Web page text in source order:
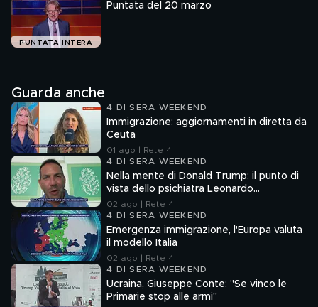
PUNTATA INTERA
Puntata del 20 marzo
Guarda anche
4 DI SERA WEEKEND
Immigrazione: aggiornamenti in diretta da
Ceuta
01 ago | Rete 4
4 DI SERA WEEKEND
Nella mente di Donald Trump: il punto di
vista dello psichiatra Leonardo
Mendolicchio
02 ago | Rete 4
4 DI SERA WEEKEND
Emergenza immigrazione, l'Europa valuta
il modello Italia
02 ago | Rete 4
4 DI SERA WEEKEND
Ucraina, Giuseppe Conte: "Se vinco le
Primarie stop alle armi"